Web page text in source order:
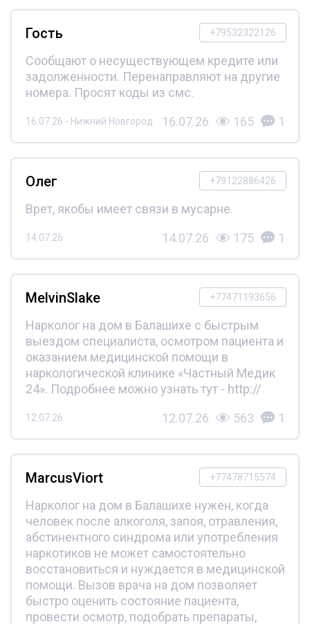
+79532322126
Гость
Сообщают о несуществующем кредите или
задолженности. Перенаправляют на другие
номера. Просят коды из смс.
16.07.26 - Нижний Новгород 16.07.26 165 1
+79122886426
Олег
Врет, якобы имеет связи в мусарне.
14.07.26 14.07.26 175 1
+77471193656
MelvinSlake
Нарколог на дом в Балашихе с быстрым
выездом специалиста, осмотром пациента и
оказанием медицинской помощи в
наркологической клинике «Частный Медик
24». Подробнее можно узнать тут - http://
12.07.26 12.07.26 563 1
+77478715574
MarcusViort
Нарколог на дом в Балашихе нужен, когда
человек после алкоголя, запоя, отравления,
абстинентного синдрома или употребления
наркотиков не может самостоятельно
восстановиться и нуждается в медицинской
помощи. Вызов врача на дом позволяет
быстро оценить состояние пациента,
провести осмотр, подобрать препараты,